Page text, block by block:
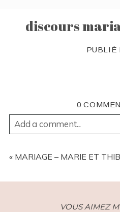
discours
PUBLIÉ
0
Add a comment...
REQUIRED FIELDS ARE
« MARIAGE – MARIE ET
VOUS AIMEZ